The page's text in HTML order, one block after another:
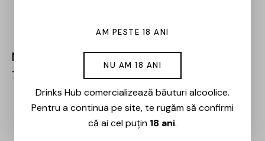
Niepoort – Tawny Port – 0.75L
74,00
-15%
AM PESTE 18 ANI
NU AM 18 ANI
Drinks Hub comercializează băuturi alcoolice.
Pentru a continua pe site, te rugăm să confirmi
că ai cel puțin 18 ani.